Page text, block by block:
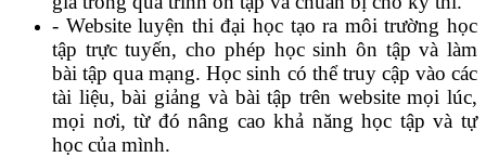
- Website luyện thi đại học tạo ra môi trường học
tập trực tuyến, cho phép học sinh ôn tập và làm
bài tập qua mạng. Học sinh có thể truy cập vào các
tài liệu, bài giảng và bài tập trên website mọi lúc,
mọi nơi, từ đó nâng cao khả năng học tập và tự
học của mình.